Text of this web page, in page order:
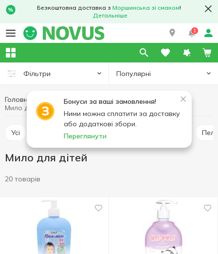
Безкоштовна доставка з Моршинська зі смаком!
Детальніше
1
Фільтри Популярні
Бонуси за ваші замовлення!
Ними можна сплатити за доставку
або додаткові збори.
Переглянути
Головна Товари для дітей
Догляд за дитиною
Мило для дітей
Усі Дитячі серветки, ватні палички
Мило для дітей
20 товарів